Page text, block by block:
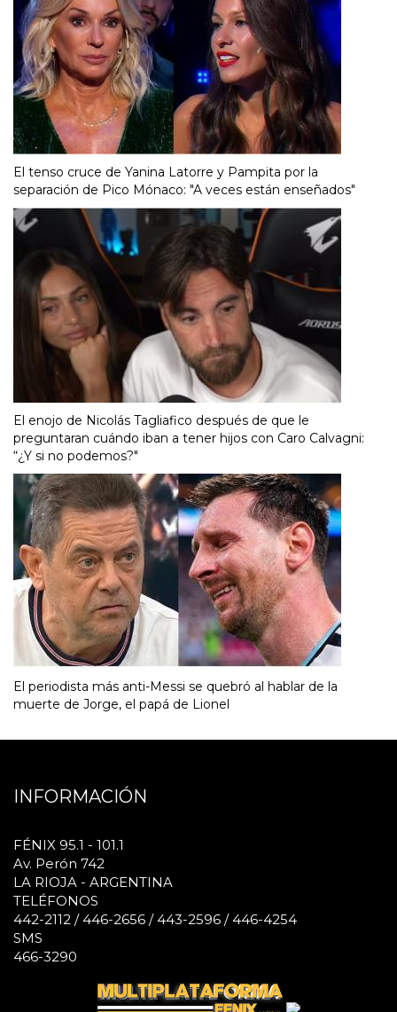
El tenso cruce de Yanina Latorre y Pampita por la
separación de Pico Mónaco: "A veces están enseñados"
El enojo de Nicolás Tagliafico después de que le
preguntaran cuándo iban a tener hijos con Caro Calvagni:
“¿Y si no podemos?"
El periodista más anti-Messi se quebró al hablar de la
muerte de Jorge, el papá de Lionel
INFORMACIÓN
FÉNIX 95.1 - 101.1
Av. Perón 742
LA RIOJA - ARGENTINA
TELÉFONOS
442-2112 / 446-2656 / 443-2596 / 446-4254
SMS
466-3290